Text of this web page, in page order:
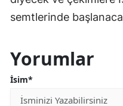
semtlerinde
Yorumlar
İsim*